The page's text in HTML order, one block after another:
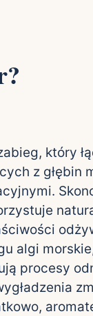
który
z głębin
algi
procesy